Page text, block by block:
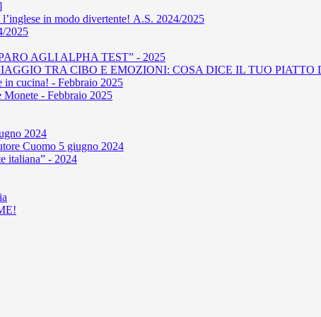
in modo divertente! A.S. 2024/2025
2025
AGLI ALPHA TEST” - 2025
TRA CIBO E EMOZIONI: COSA DICE IL TUO PIATTO
in cucina! - Febbraio 2025
- Febbraio 2025
2024
Cuomo 5 giugno 2024
italiana” - 2024